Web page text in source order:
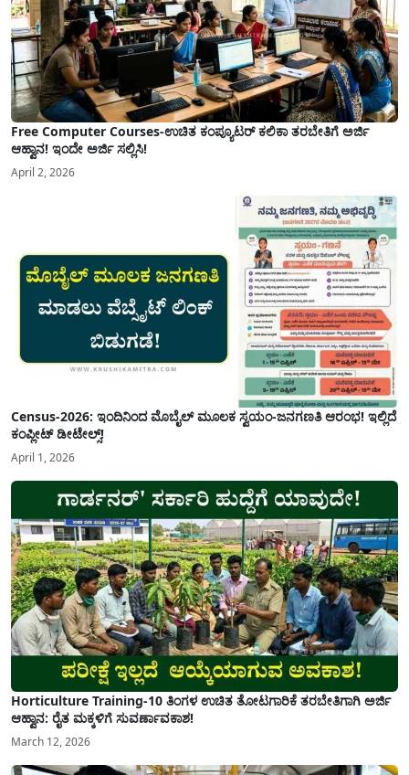
Free Computer Courses-ಉಚಿತ ಕಂಪ್ಯೂಟರ್ ಕಲಿಕಾ ತರಬೇತಿಗೆ ಅರ್ಜಿ
ಆಹ್ವಾನ! ಇಂದೇ ಅರ್ಜಿ ಸಲ್ಲಿಸಿ!
April 2, 2026
Census-2026: ಇಂದಿನಿಂದ ಮೊಬೈಲ್ ಮೂಲಕ ಸ್ವಯಂ-ಜನಗಣತಿ ಆರಂಭ! ಇಲ್ಲಿದೆ
ಕಂಪ್ಲೀಟ್ ಡೀಟೇಲ್ಸ್!
April 1, 2026
Horticulture Training-10 ತಿಂಗಳ ಉಚಿತ ತೋಟಗಾರಿಕೆ ತರಬೇತಿಗಾಗಿ ಅರ್ಜಿ
ಆಹ್ವಾನ: ರೈತ ಮಕ್ಕಳಿಗೆ ಸುವರ್ಣಾವಕಾಶ!
March 12, 2026